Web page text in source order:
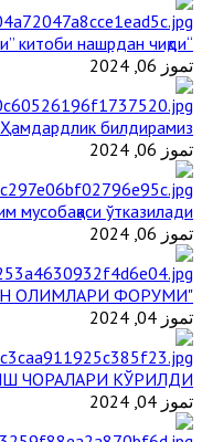
“Ислом фиқҳи асослари” китоби нашрдан чиқди
تموز 06, 2024
Ҳамдардлик билдирамиз
تموز 06, 2024
мусобақаси ўтказилади
تموز 06, 2024
"БУЮК АЖДОДЛАР МЕРОСИ – III РЕНЕССАНС ПОЙДЕВОРИ" ЎЗБЕКИСТОН ОЛИМЛАРИ ФОРУМИ
تموز 04, 2024
ЧОРАЛАРИ КЎРИЛДИ
تموز 04, 2024